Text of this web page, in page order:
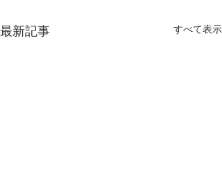
最新記事 すべて表示